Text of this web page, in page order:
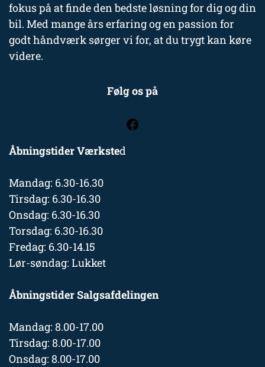
fokus på at finde den bedste løsning for dig og din
bil. Med mange års erfaring og en passion for
godt håndværk sørger vi for, at du trygt kan køre
videre.
Følg os på
Åbningstider Værksted
Mandag: 6.30-16.30
Tirsdag: 6.30-16.30
Onsdag: 6.30-16.30
Torsdag: 6.30-16.30
Fredag: 6.30-14.15
Lør-søndag: Lukket
Åbningstider Salgsafdelingen
Mandag: 8.00-17.00
Tirsdag: 8.00-17.00
Onsdag: 8.00-17.00